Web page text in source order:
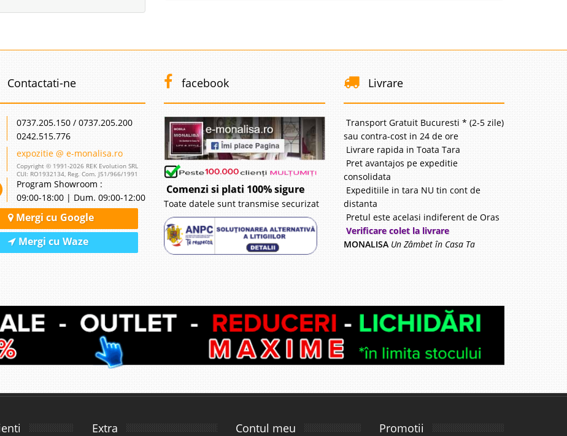
Contactati-ne
0737.205.150 / 0737.205.200
0242.515.776
expozitie @ e-monalisa.ro
Copyright © 1991-2026 REK Evolution SRL
CUI: RO1932134, Reg. Com. J51/966/1991
Program Showroom :
09:00-18:00 | Dum. 09:00-12:00
Mergi cu Google
Mergi cu Waze
facebook
Comenzi si plati 100% sigure
Toate datele sunt transmise securizat
Livrare
Transport Gratuit Bucuresti * (2-5 zile)
sau contra-cost in 24 de ore
Livrare rapida in Toata Tara
Pret avantajos pe expeditie
consolidata
Expeditiile in tara NU tin cont de
distanta
Pretul este acelasi indiferent de Oras
Verificare colet la livrare
MONALISA Un Zâmbet în Casa Ta
Extra Contul meu Promotii